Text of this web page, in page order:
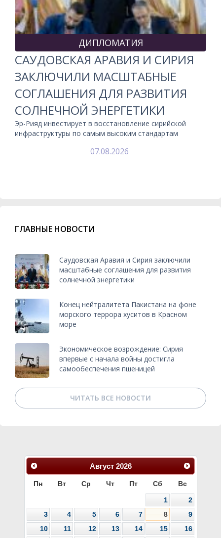
ДИПЛОМАТИЯ
САУДОВСКАЯ АРАВИЯ И СИРИЯ
ЗАКЛЮЧИЛИ МАСШТАБНЫЕ
СОГЛАШЕНИЯ ДЛЯ РАЗВИТИЯ
СОЛНЕЧНОЙ ЭНЕРГЕТИКИ
Эр-Рияд инвестирует в восстановление сирийской
инфраструктуры по самым высоким стандартам
07.08.2026
ГЛАВНЫЕ НОВОСТИ
Саудовская Аравия и Сирия заключили
масштабные соглашения для развития
солнечной энергетики
Конец нейтралитета Пакистана на фоне
морского террора хуситов в Красном
море
Экономическое возрождение: Сирия
впервые с начала войны достигла
самообеспечения пшеницей
ЧИТАТЬ ВСЕ НОВОСТИ
Август 2026
Пн Вт Ср Чт Пт Сб Вс
1
2
3
4 5 6 7 8
9
10
11 12 13 14 15
16